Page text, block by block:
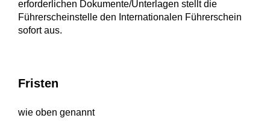
erforderlichen Dokumente/Unterlagen stellt die
Führerscheinstelle den Internationalen Führerschein
sofort aus.
Fristen
wie oben genannt